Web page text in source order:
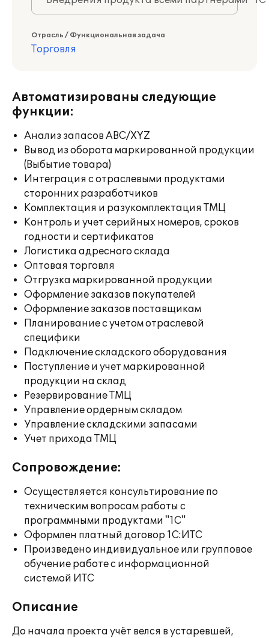
Отрасль / Функциональная задача
Торговля
Автоматизированы следующие
функции:
Анализ запасов ABC/XYZ
Вывод из оборота маркированной продукции
(Выбытие товара)
Интеграция с отраслевыми продуктами
сторонних разработчиков
Комплектация и разукомплектация ТМЦ
Контроль и учет серийных номеров, сроков
годности и сертификатов
Логистика адресного склада
Оптовая торговля
Отгрузка маркированной продукции
Оформление заказов покупателей
Оформление заказов поставщикам
Планирование с учетом отраслевой
специфики
Подключение складского оборудования
Поступление и учет маркированной
продукции на склад
Резервирование ТМЦ
Управление ордерным складом
Управление складскими запасами
Учет прихода ТМЦ
Сопровождение:
Осуществляется консультирование по
техническим вопросам работы с
программными продуктами "1С"
Оформлен платный договор 1С:ИТС
Произведено индивидуальное или групповое
обучение работе с информационной
системой ИТС
Описание
До начала проекта учёт велся в устаревшей,